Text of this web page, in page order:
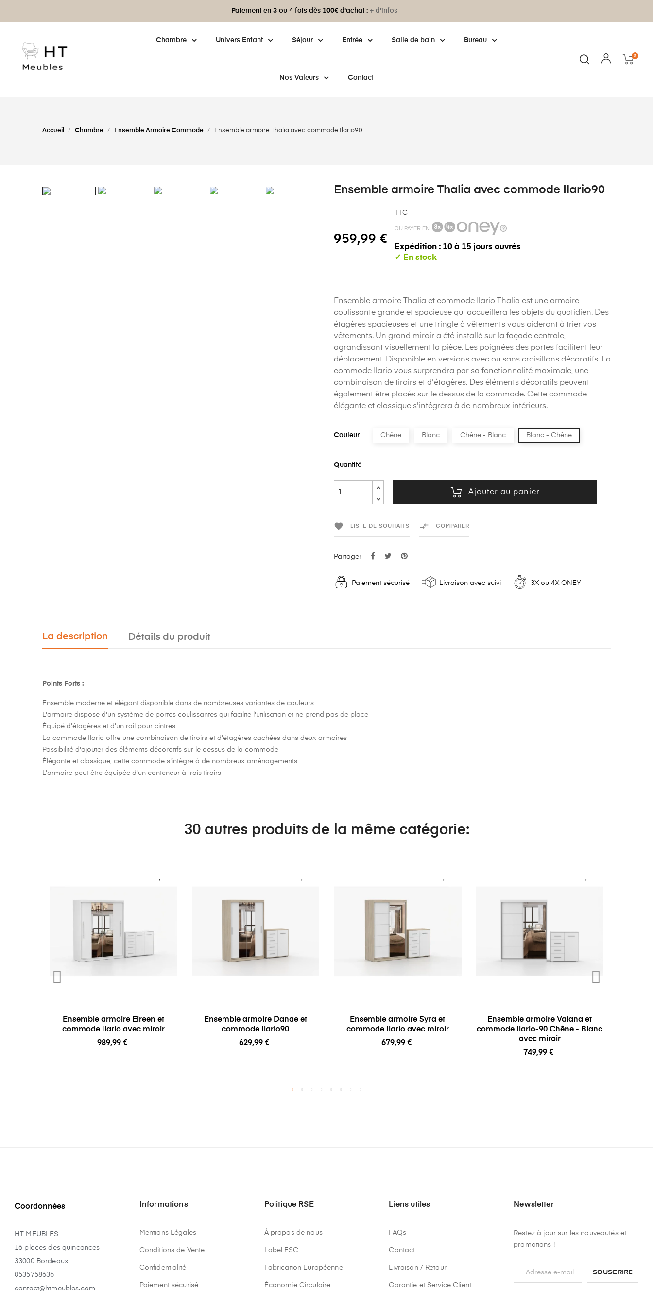
Paiement en 3 ou 4 fois dès 100€ d'achat : + d'infos
Chambre Univers Enfant Séjour Entrée Salle de bain Bureau
Nos Valeurs Contact
0
Accueil Chambre Ensemble Armoire Commode Ensemble armoire Thalia avec commode Ilario90
Ensemble armoire Thalia avec commode Ilario90
959,99 €
TTC
OU PAYER EN
Expédition : 10 à 15 jours ouvrés
Ensemble armoire Thalia et commode Ilario Thalia est une armoire
coulissante grande et spacieuse qui accueillera les objets du quotidien. Des
étagères spacieuses et une tringle à vêtements vous aideront à trier vos
vêtements. Un grand miroir a été installé sur la façade centrale,
agrandissant visuellement la pièce. Les poignées des portes facilitent leur
déplacement. Disponible en versions avec ou sans croisillons décoratifs. La
commode Ilario vous surprendra par sa fonctionnalité maximale, une
combinaison de tiroirs et d'étagères. Des éléments décoratifs peuvent
également être placés sur le dessus de la commode. Cette commode
élégante et classique s'intégrera à de nombreux intérieurs.
Couleur Chêne Blanc Chêne - Blanc Blanc - Chêne
Quantité
Ajouter au panier
 LISTE DE SOUHAITS  COMPARER
Partager
Paiement sécurisé Livraison avec suivi 3X ou 4X ONEY
La description Détails du produit
Points Forts :
Ensemble moderne et élégant disponible dans de nombreuses variantes de couleurs
L'armoire dispose d'un système de portes coulissantes qui facilite l'utilisation et ne prend pas de place
Équipé d'étagères et d'un rail pour cintres
La commode Ilario offre une combinaison de tiroirs et d'étagères cachées dans deux armoires
Possibilité d'ajouter des éléments décoratifs sur le dessus de la commode
Élégante et classique, cette commode s'intègre à de nombreux aménagements
L'armoire peut être équipée d'un conteneur à trois tiroirs
30 autres produits de la même catégorie:
Ensemble armoire Eireen et
commode Ilario avec miroir
989,99 €
Ensemble armoire Danae et
commode Ilario90
629,99 €
Ensemble armoire Syra et
commode Ilario avec miroir
679,99 €
Ensemble armoire Vaiana et
commode Ilario-90 Chêne - Blanc
avec miroir
749,99 €
Coordonnées
HT MEUBLES
16 places des quinconces
33000 Bordeaux
0535758636
contact@htmeubles.com
Informations
Mentions Légales
Conditions de Vente
Confidentialité
Paiement sécurisé
Politique RSE
À propos de nous
Label FSC
Fabrication Européenne
Économie Circulaire
Liens utiles
FAQs
Contact
Livraison / Retour
Garantie et Service Client
Newsletter
Restez à jour sur les nouveautés et
promotions !
SOUSCRIRE